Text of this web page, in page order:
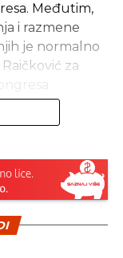
Međutim,
i razmene
je normalno
za
menadžera
menadžment
kao i
menadžera i